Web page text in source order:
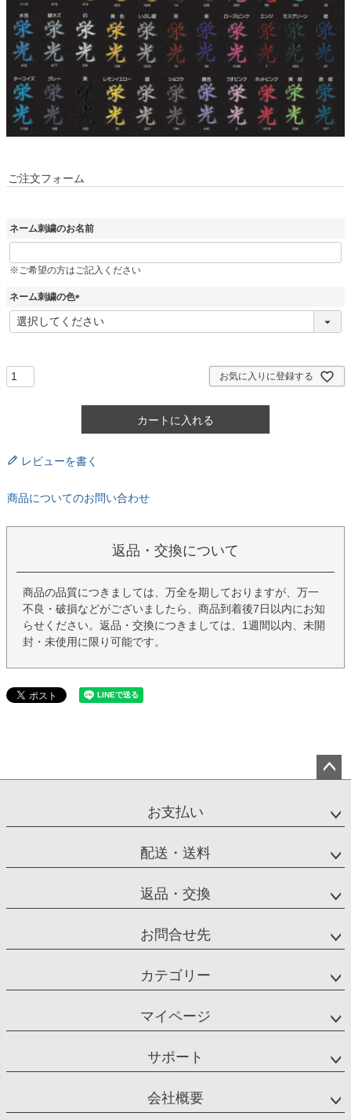
ご注文フォーム
ネーム刺繍のお名前
※ご希望の方はご記入ください
ネーム刺繍の色
(
必
お気に入りに登録する
カートに入れる
レビューを書く
商品についてのお問い合わせ
返品・交換について
商品の品質につきましては、万全を期しておりますが、万一
不良・破損などがございましたら、商品到着後7日以内にお知
らせください。返品・交換につきましては、1週間以内、未開
封・未使用に限り可能です。
ップ
お支払い
配送・送料
返品・交換
お問合せ先
カテゴリー
マイページ
サポート
会社概要